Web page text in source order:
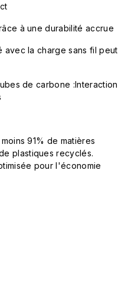
à une durabilité accrue
avec la charge sans fil peut
de carbone
91% de matières
plastiques recyclés.
pour l'économie